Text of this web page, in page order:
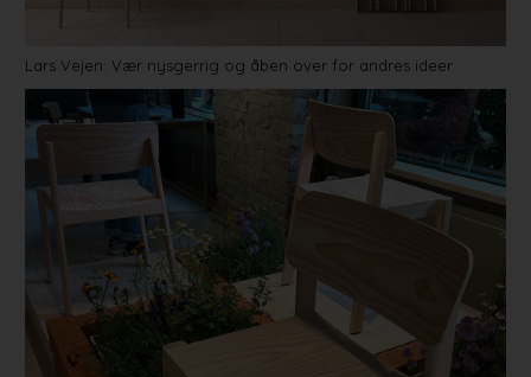
Lars Vejen: Vær nysgerrig og åben over for andres ideer